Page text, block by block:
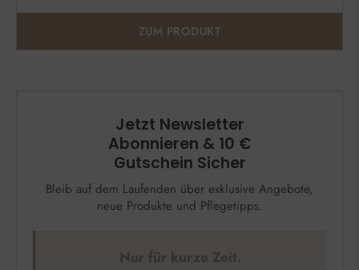
Jetzt Newsletter
Abonnieren & 10 €
Gutschein Sicher
Bleib auf dem Laufenden über exklusive Angebote,
neue Produkte und Pflegetipps.
Nur für kurze Zeit.
ZUM PRODUKT